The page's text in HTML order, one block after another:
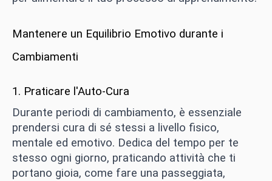
Mantenere un Equilibrio Emotivo durante i
Cambiamenti
1. Praticare l'Auto-Cura
Durante periodi di cambiamento, è essenziale
prendersi cura di sé stessi a livello fisico,
mentale ed emotivo. Dedica del tempo per te
stesso ogni giorno, praticando attività che ti
portano gioia, come fare una passeggiata,